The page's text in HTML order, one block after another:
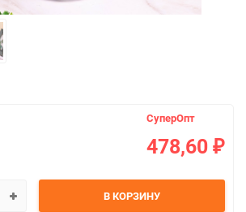
СуперОпт
478,60 ₽
В КОРЗИНУ